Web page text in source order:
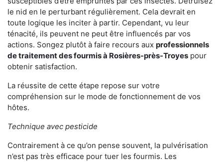
le nid en le perturbant régulièrement. Cela devrait en
toute logique les inciter à partir. Cependant, vu leur
ténacité, ils peuvent ne peut être influencés par vos
actions. Songez plutôt à faire recours aux professionnels
de traitement des fourmis à Rosières-près-Troyes pour
obtenir satisfaction.
La réussite de cette étape repose sur votre
compréhension sur le mode de fonctionnement de vos
hôtes.
Technique avec pesticide
Contrairement à ce qu’on pense souvent, la pulvérisation
n’est pas très efficace pour tuer les fourmis. Les